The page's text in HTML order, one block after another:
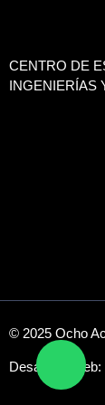
CENTRO DE
INGENIERÍAS
© 2025 Ocho
Desarrollo web: